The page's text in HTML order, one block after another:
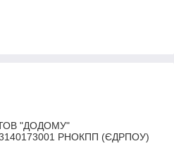
ТОВ "ДОДОМУ"
РНОКПП (ЄДРПОУ)